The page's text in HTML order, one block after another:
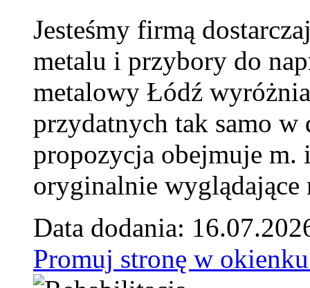
Jesteśmy firmą
metalu i przybory do
metalowy Łódź
przydatnych tak samo w
propozycja obejmuje m.
oryginalnie wyglądające
Data dodania:
Promuj stronę w